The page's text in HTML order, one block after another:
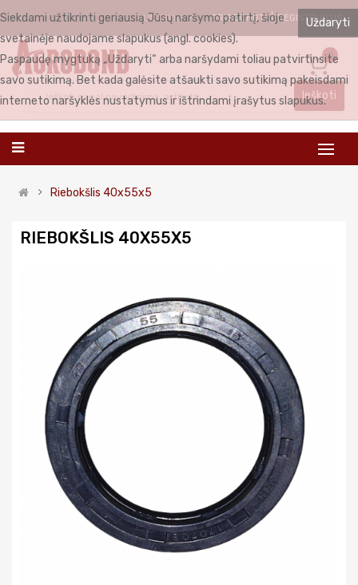
LIETUVIŲ PRISIJUNGTI REGISTRUOTIS
0
Ieškoti
Riebokšlis 40x55x5
RIEBOKŠLIS 40X55X5
Uždaryti
Siekdami užtikrinti geriausią Jūsų naršymo patirtį, šioje
svetainėje naudojame slapukus (angl. cookies).
Paspaudę mygtuką „Uždaryti“ arba naršydami toliau patvirtinsite
savo sutikimą. Bet kada galėsite atšaukti savo sutikimą pakeisdami
interneto naršyklės nustatymus ir ištrindami įrašytus slapukus.